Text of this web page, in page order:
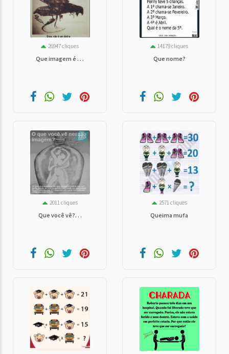
26947 cliques
Que imagem é . . .
14179 cliques
Que nome?
2011 cliques
Que você vê?. . .
2571 cliques
Queima mufa